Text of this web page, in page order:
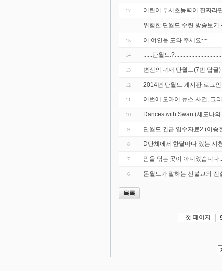
17 어린이 투시초능력이 진짜라
위험한 단월드 수련 방송보기
15 이 여인을 도와 주세요~~
14 ......단월드.?...............................
13 변신의 귀재 단월드(7번 답글)
12 2014년 단월드 게시판 로그
11 이번에 오마이 뉴스 사건, 그
10 Dances with Swan (세도나의
9 단월드 긴급 입수자료2 (이승
8 D단체에서 한달마다 있는 시
7 맘을 닦는 곳이 아니었습니다
6 돈월드가 말하는 선불교의 진
목록
첫 페이지